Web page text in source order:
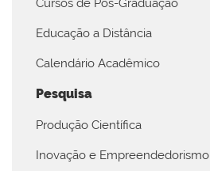
Cursos de Pós-Graduação
Educação a Distância
Calendário Acadêmico
Pesquisa
Produção Científica
Inovação e Empreendedorismo